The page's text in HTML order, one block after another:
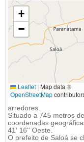
+
−
Leaflet | Map data ©
OpenStreetMap
arredores.
Situado a 745 metros
coordenadas
41' 16'' Oeste.
O prefeito de Saloá se